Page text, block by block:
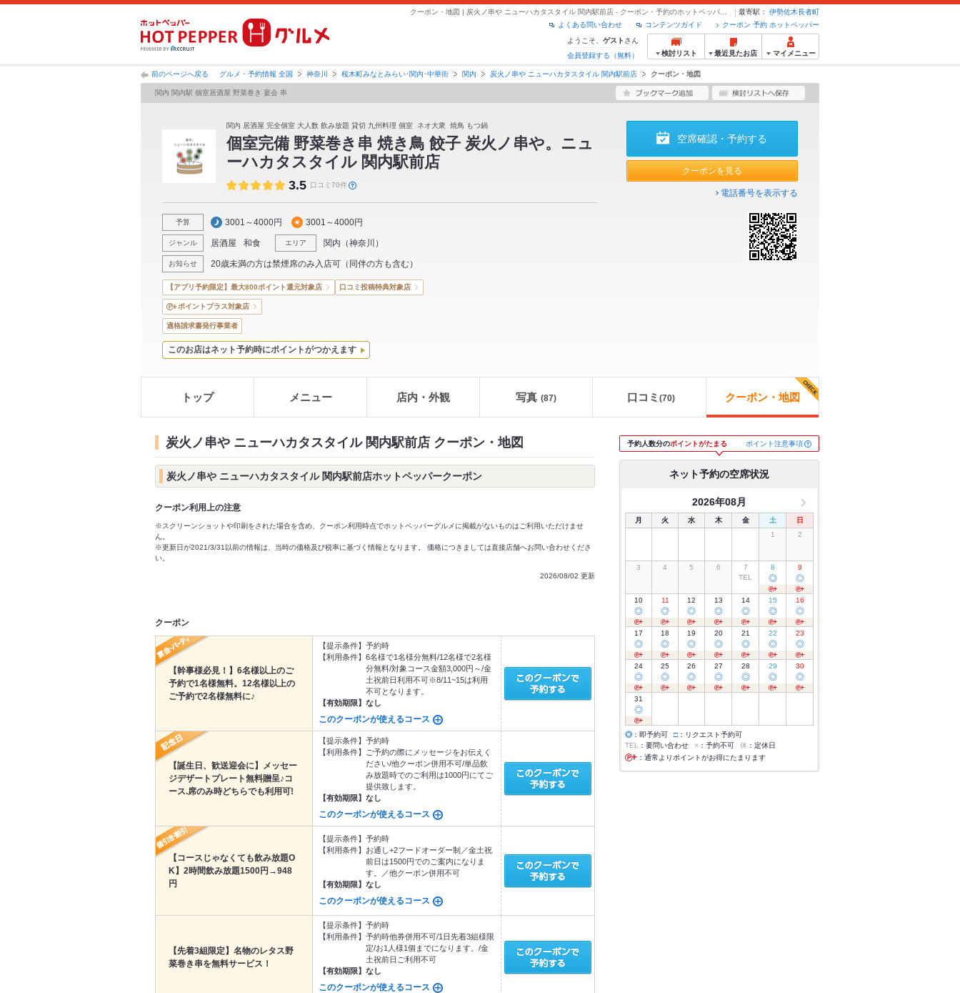
最寄駅：
伊勢佐木長者町
クーポン 予約 ホットペッパー
コンテンツガイド
よくある問い合わせ
ようこそ、 ゲスト さん
会員登録する（無料）
検討リスト 最近見たお店 マイメニュー
前のページへ戻る グルメ・予約情報 全国 神奈川 桜木町みなとみらい･関内･中華街 関内 炭火ノ串や ニューハカタスタイル 関内駅前店 クーポン・地図
関内 関内駅 個室居酒屋 野菜巻き 宴会 串
関内 居酒屋 完全個室 大人数 飲み放題 貸切 九州料理 個室 ネオ大衆 焼鳥 もつ鍋
個室完備 野菜巻き串 焼き鳥 餃子 炭火ノ串や。ニュ
ーハカタスタイル 関内駅前店
3.5 口コミ70件
予算 3001～4000円 3001～4000円
ジャンル 居酒屋 和食 エリア 関内 （神奈川 ）
お知らせ 20歳未満の方は禁煙席のみ入店可（同伴の方も含む）
空席確認・予約する
クーポンを見る
電話番号を表示する
【アプリ予約限定】最大800ポイント還元対象店 口コミ投稿特典対象店
ポイントプラス対象店
適格請求書発行事業者
このお店はネット予約時にポイントがつかえます
トップ メニュー 店内・外観 写真 (87) 口コミ (70) クーポン・地図
炭火ノ串や ニューハカタスタイル 関内駅前店 クーポン・地図
炭火ノ串や ニューハカタスタイル 関内駅前店ホットペッパークーポン
クーポン利用上の注意
※スクリーンショットや印刷をされた場合を含め、クーポン利用時点でホットペッパーグルメに掲載がないものはご利用いただけませ
ん。
※更新日が2021/3/31以前の情報は、当時の価格及び税率に基づく情報となります。 価格につきましては直接店舗へお問い合わせくださ
い。
2026/08/02 更新
クーポン
【幹事様必見！】6名様以上のご
予約で1名様無料。12名様以上の
ご予約で2名様無料に♪
【提示条件】 予約時
【利用条件】 6名様で1名様分無料/12名様で2名様
分無料/対象コース金額3,000円～/金
土祝前日利用不可※8/11~15は利用
不可となります。
【有効期限】 なし
このクーポンが使えるコース
【誕生日、歓送迎会に】メッセー
ジデザートプレート無料贈呈♪コ
ース.席のみ時どちらでも利用可!
【提示条件】 予約時
【利用条件】
ご予約の際にメッセージをお伝えく
ださい/他クーポン併用不可/単品飲
み放題時でのご利用は1000円にてご
提供致します。
【有効期限】 なし
このクーポンが使えるコース
【コースじゃなくても飲み放題O
K】2時間飲み放題1500円→948
円
【提示条件】 予約時
【利用条件】
お通し+2フードオーダー制／金土祝
前日は1500円でのご案内になりま
す。／他クーポン併用不可
【有効期限】 なし
このクーポンが使えるコース
【先着3組限定】名物のレタス野
菜巻き串を無料サービス！
【提示条件】 予約時
【利用条件】 予約時他券併用不可/1日先着3組様限
定/お1人様1個までになります。/金
土祝前日ご利用不可
【有効期限】 なし
このクーポンが使えるコース
予約人数分のポイントがたまる ポイント注意事項
ネット予約の空席状況
2026年08月
月 火 水 木 金 土
日
1
2
3 4 5 6
7
TEL
8
◎
9
◎
10
◎
11
◎
12
◎
13
◎
14
◎
15
◎
16
◎
17
◎
18
◎
19
◎
20
◎
21
◎
22
◎
23
◎
24
◎
25
◎
26
◎
27
◎
28
◎
29
◎
30
◎
31
◎
◎ ：即予約可 □ ：リクエスト予約可
TEL
：要問い合わせ × ：予約不可 休 ：定休日
：通常よりポイントがお得にたまります